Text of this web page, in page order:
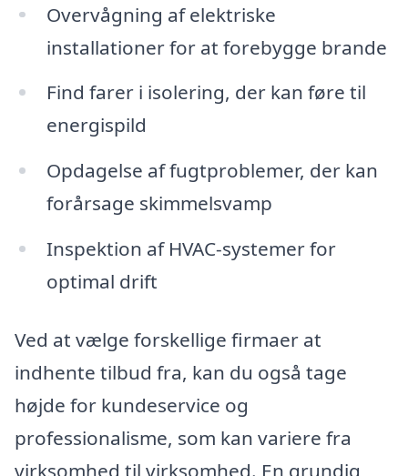
Overvågning af elektriske
installationer for at forebygge brande
Find farer i isolering, der kan føre til
energispild
Opdagelse af fugtproblemer, der kan
forårsage skimmelsvamp
Inspektion af HVAC-systemer for
optimal drift
Ved at vælge forskellige firmaer at
indhente tilbud fra, kan du også tage
højde for kundeservice og
professionalisme, som kan variere fra
virksomhed til virksomhed. En grundig